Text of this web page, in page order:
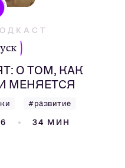
О ТОМ, КАК
МЕНЯЕТСЯ
#развитие
34 МИН